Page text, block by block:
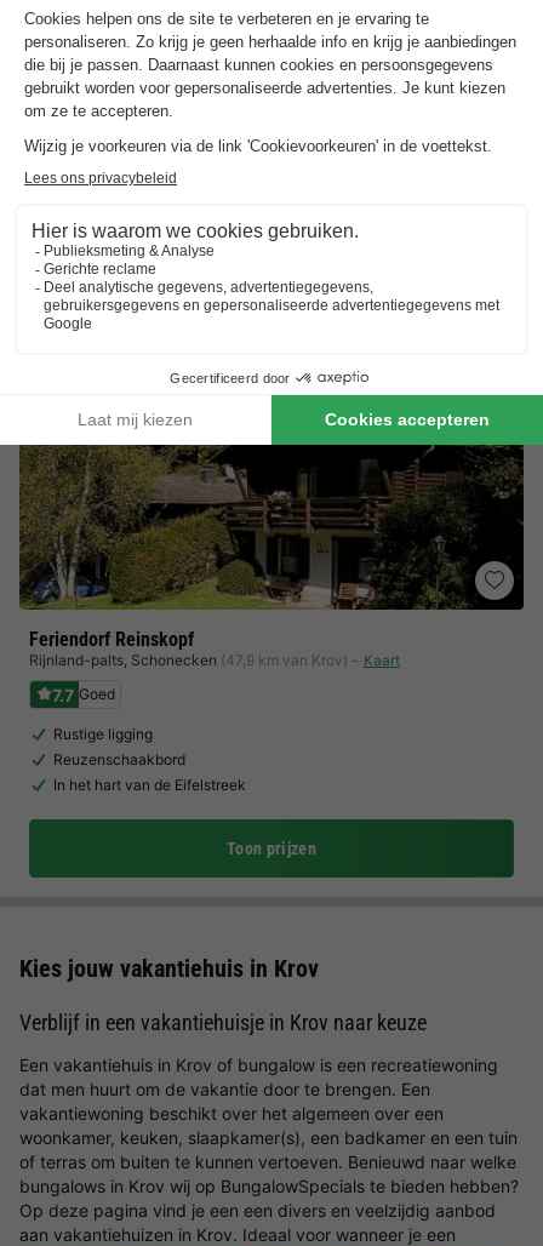
Bungalowpark Felsenhof
Rijnland-palts,Gerolstein (42,1 km van Krov) Kaart
8.4 Zeer goed
Speeltuin en entertainment voor kinderen
Kinderboerderij
Feriendorf Reinskopf
Rijnland-palts, Schonecken (47,9 km van Krov) Kaart
7.7 Goed
Rustige ligging
Reuzenschaakbord
In het hart van de Eifelstreek
Toon prijzen
Kies jouw vakantiehuis in Krov
Verblijf in een vakantiehuisje in Krov naar keuze
Een vakantiehuis in Krov of bungalow is een recreatiewoning
dat men huurt om de vakantie door te brengen. Een
vakantiewoning beschikt over het algemeen over een
woonkamer, keuken, slaapkamer(s), een badkamer en een tuin
of terras om buiten te kunnen vertoeven. Benieuwd naar welke
bungalows in Krov wij op BungalowSpecials te bieden hebben?
Op deze pagina vind je een een divers en veelzijdig aanbod
aan vakantiehuizen in Krov. Ideaal voor wanneer je een